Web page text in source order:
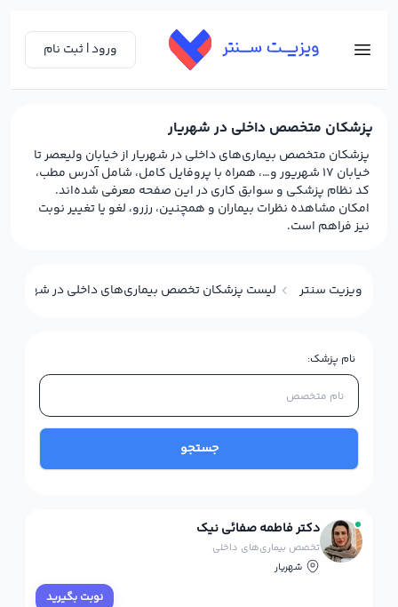
ورود | ثبت نام
پزشکان متخصص داخلی در شهریار
پزشکان متخصص بیماری‌های داخلی در شهریار از خیابان ولیعصر تا
خیابان 17 شهریور و…، همراه با پروفایل کامل، شامل آدرس مطب،
کد نظام پزشکی و سوابق کاری در این صفحه معرفی شده‌اند.
امکان مشاهده نظرات بیماران و همچنین، رزرو، لغو یا تغییر نوبت
نیز فراهم است.
ویزیت سنتر لیست پزشکان تخصص بیماری‌های داخلی در شهریار
نام پزشک:
جستجو
دکتر فاطمه صفائی نیک
تخصص بیماری‌های داخلی
شهریار
نوبت بگیرید